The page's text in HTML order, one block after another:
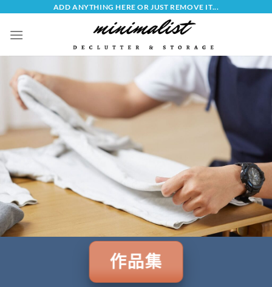
content
ADD ANYTHING HERE OR JUST REMOVE IT...
作品集